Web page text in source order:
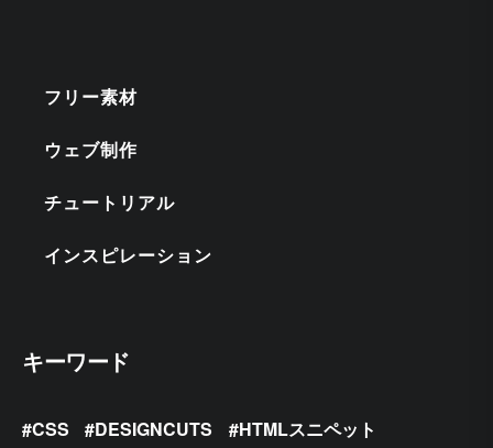
フリー素材
ウェブ制作
チュートリアル
インスピレーション
キーワード
CSS DESIGNCUTS
HTMLスニペット